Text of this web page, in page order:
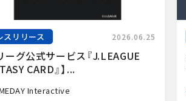
スリリース 2026.06.25
ーグ公式サービス『J.LEAGUE
CARD』】...
Interactive